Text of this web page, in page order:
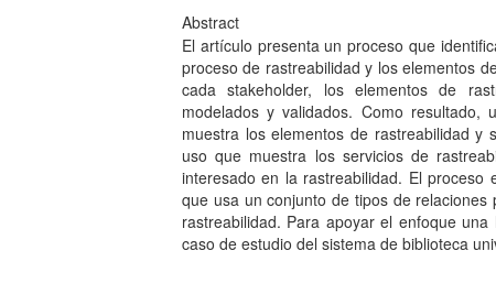
Abstract
El artículo presenta un proceso que
proceso de rastreabilidad y los elementos
cada stakeholder, los elementos de
modelados y validados. Como
muestra los elementos de rastreabilidad
uso que muestra los servicios de
interesado en la rastreabilidad. El
que usa un conjunto de tipos de
rastreabilidad. Para apoyar el enfoque
caso de estudio del sistema de biblioteca